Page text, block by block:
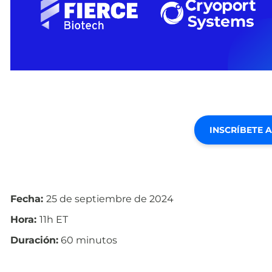
INSCRÍBETE
Fecha: 25 de septiembre de 2024
Hora: 11h ET
Duración: 60 minutos